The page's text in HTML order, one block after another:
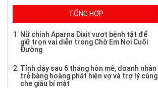
TỔNG HỢP
Nữ chính Aparna Dixit vượt bệnh tật để
giữ trọn vai diễn trong Chờ Em Nơi Cuối
Đường
Tỉnh dậy sau 6 tháng hôn mê, doanh nhân
trẻ bàng hoàng phát hiện vợ và trợ lý cùng
che giấu bí mật